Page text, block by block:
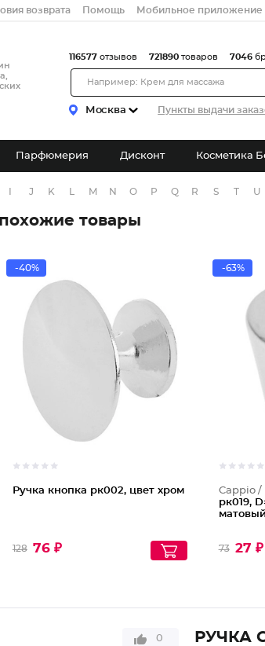
возврата Помощь Мобильное приложение
Москва Пункты выдачи
116577 отзывов 721890 товаров 7046
Парфюмерия Дисконт Косметика
J K M N O P Q R S T U
товары
-40%
Ручка кнопка рк002, цвет хром
128 76 ₽
-63%
Cappio /
рк019,
73 27 ₽
0
РУЧКА